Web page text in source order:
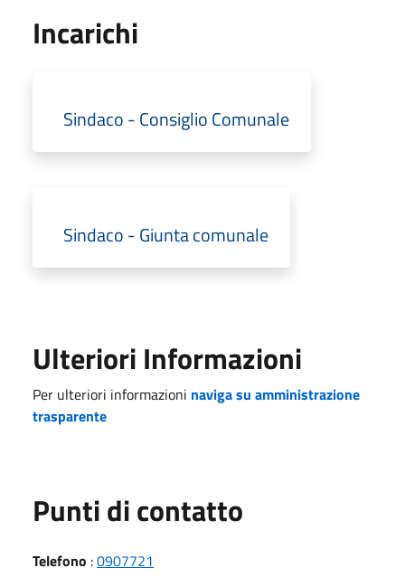
Incarichi
Sindaco - Consiglio Comunale
Sindaco - Giunta comunale
Ulteriori Informazioni
Per ulteriori informazioni naviga su amministrazione
trasparente
Punti di contatto
Telefono :0907721